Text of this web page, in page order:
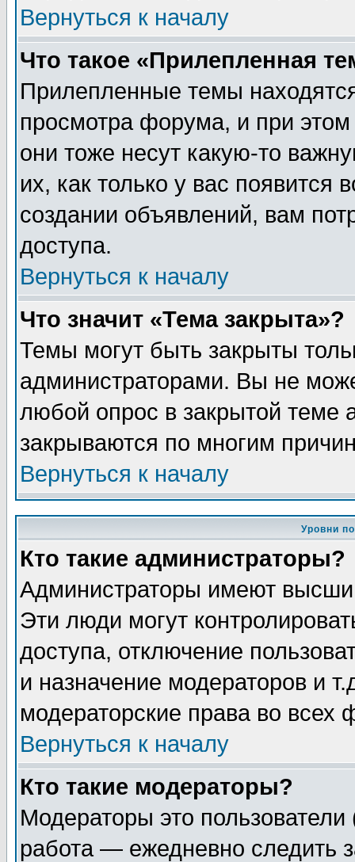
Вернуться к началу
Что такое «Прилепленная
Прилепленные темы
просмотра форума, и при
они тоже несут какую-то
их, как только у вас появится
создании объявлений, вам
доступа.
Вернуться к началу
Что значит «Тема закрыта»?
Темы могут быть закрыты
администраторами. Вы не
любой опрос в закрытой теме
закрываются по многим
Вернуться к началу
Уровни
Кто такие администраторы?
Администраторы имеют
Эти люди могут
доступа, отключение
и назначение модераторов и
модераторские права во всех
Вернуться к началу
Кто такие модераторы?
Модераторы это
работа — ежедневно следить